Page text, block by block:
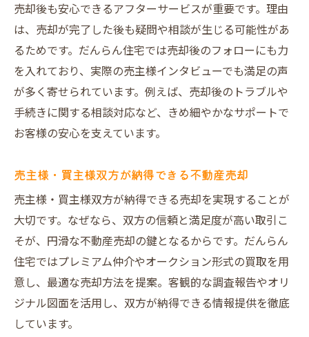
売却後も安心できるアフターサービスが重要です。理由
は、売却が完了した後も疑問や相談が生じる可能性があ
るためです。だんらん住宅では売却後のフォローにも力
を入れており、実際の売主様インタビューでも満足の声
が多く寄せられています。例えば、売却後のトラブルや
手続きに関する相談対応など、きめ細やかなサポートで
お客様の安心を支えています。
売主様・買主様双方が納得できる不動産売却
売主様・買主様双方が納得できる売却を実現することが
大切です。なぜなら、双方の信頼と満足度が高い取引こ
そが、円滑な不動産売却の鍵となるからです。だんらん
住宅ではプレミアム仲介やオークション形式の買取を用
意し、最適な売却方法を提案。客観的な調査報告やオリ
ジナル図面を活用し、双方が納得できる情報提供を徹底
しています。